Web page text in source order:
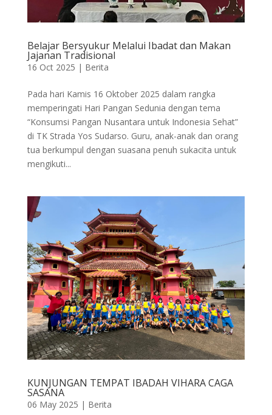
Belajar Bersyukur Melalui Ibadat dan Makan
Jajanan Tradisional
16 Oct 2025 | Berita
Pada hari Kamis 16 Oktober 2025 dalam rangka
memperingati Hari Pangan Sedunia dengan tema
“Konsumsi Pangan Nusantara untuk Indonesia Sehat”
di TK Strada Yos Sudarso. Guru, anak-anak dan orang
tua berkumpul dengan suasana penuh sukacita untuk
mengikuti...
KUNJUNGAN TEMPAT IBADAH VIHARA CAGA
SASANA
06 May 2025 | Berita